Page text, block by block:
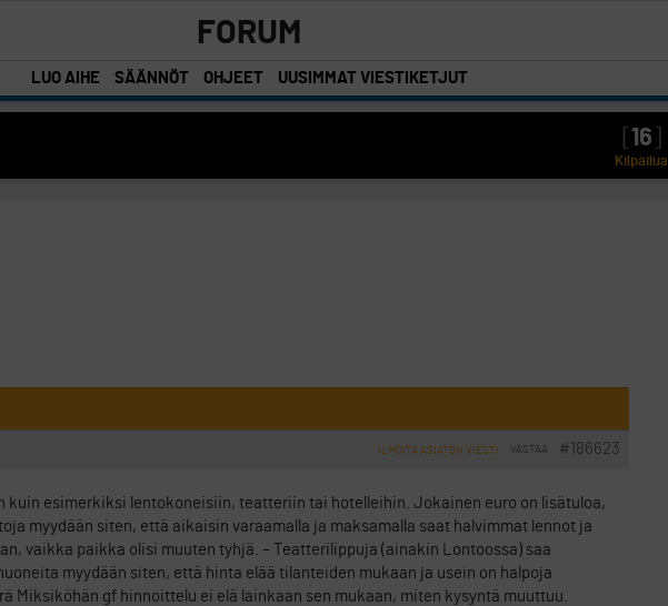
FORUM
LUO AIHE SÄÄNNÖT OHJEET UUSIMMAT VIESTIKETJUT
16
Kilpailua
#186623
VASTAA
ILMOITA ASIATON VIESTI
kuin esimerkiksi lentokoneisiin, teatteriin tai hotelleihin. Jokainen euro on lisätuloa,
myydään siten, että aikaisin varaamalla ja maksamalla saat halvimmat lennot ja
vaikka paikka olisi muuten tyhjä. – Teatterilippuja (ainakin Lontoossa) saa
myydään siten, että hinta elää tilanteiden mukaan ja usein on halpoja
Miksiköhän gf hinnoittelu ei elä lainkaan sen mukaan, miten kysyntä muuttuu.